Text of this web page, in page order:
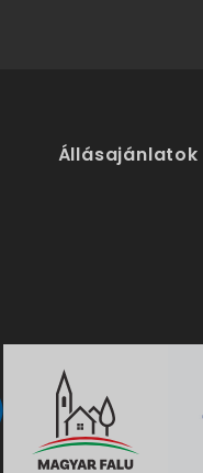
Állásajánlatok